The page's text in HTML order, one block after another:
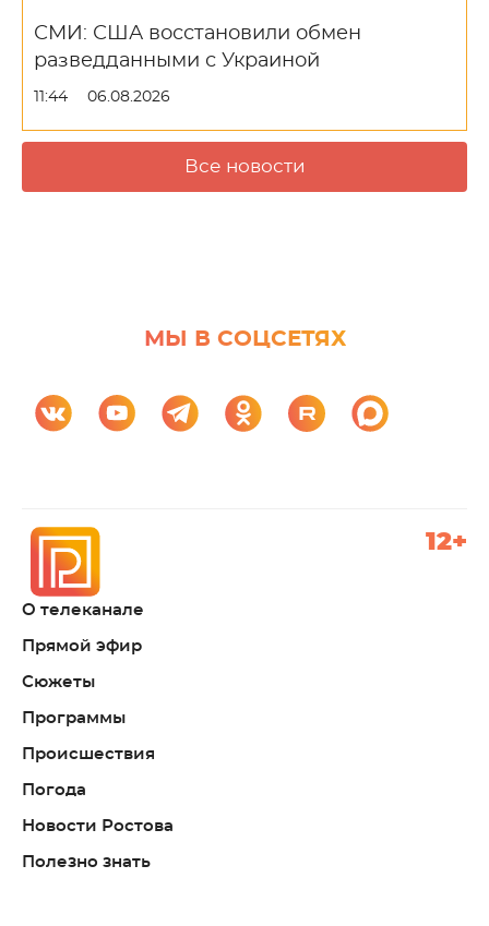
СМИ: США восстановили обмен
разведданными с Украиной
11:44 06.08.2026
Все новости
МЫ В СОЦСЕТЯХ
О телеканале
Прямой эфир
Сюжеты
Программы
Происшествия
Погода
Новости Ростова
Полезно знать
12+